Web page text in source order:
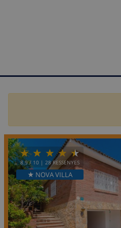
8.9/ 10 | 28 RESSENYES
★ NOVA VILLA